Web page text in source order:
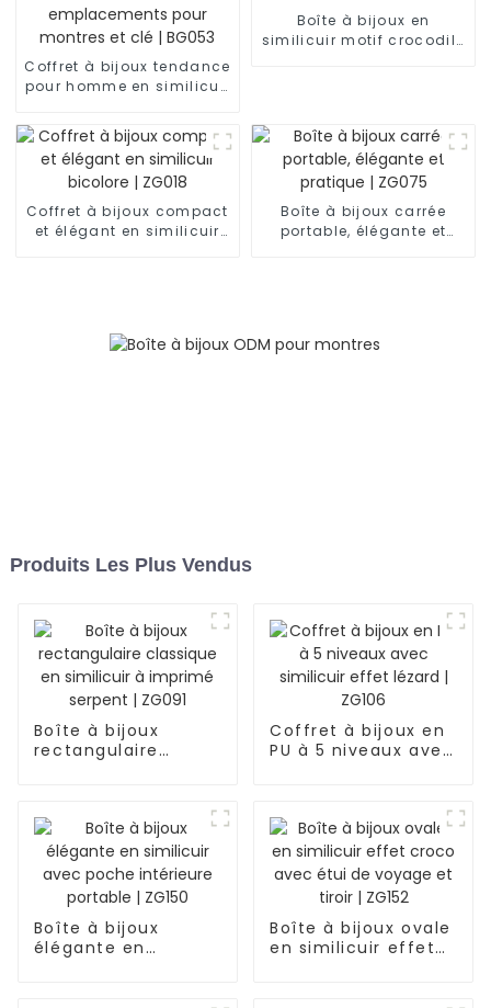
Coffret à bijoux tendance
pour homme en similicuir
emplacements pour
montres et clé | BG053
Boîte à bijoux en
similicuir motif crocodile
Coffret à bijoux compact
et élégant en similicuir
Boîte à bijoux carrée
portable, élégante et
Produits Les Plus Vendus
Boîte à bijoux
rectangulaire
Coffret à bijoux en
PU à 5 niveaux avec
Boîte à bijoux
élégante en
Boîte à bijoux ovale
en similicuir effet